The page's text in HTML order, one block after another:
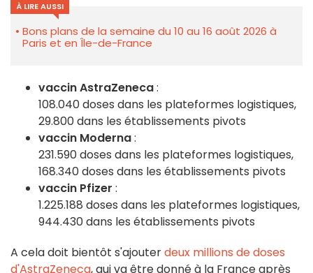
À LIRE AUSSI
Bons plans de la semaine du 10 au 16 août 2026 à
Paris et en Île-de-France
vaccin AstraZeneca:
108.040 doses dans les plateformes logistiques,
29.800 dans les établissements pivots
vaccin Moderna:
231.590 doses dans les plateformes logistiques,
168.340 doses dans les établissements pivots
vaccin Pfizer :
1.225.188 doses dans les plateformes logistiques,
944.430 dans les établissements pivots
A cela doit bientôt s'ajouterdeux millions de doses
d'AstraZeneca, qui va être donné à la France après